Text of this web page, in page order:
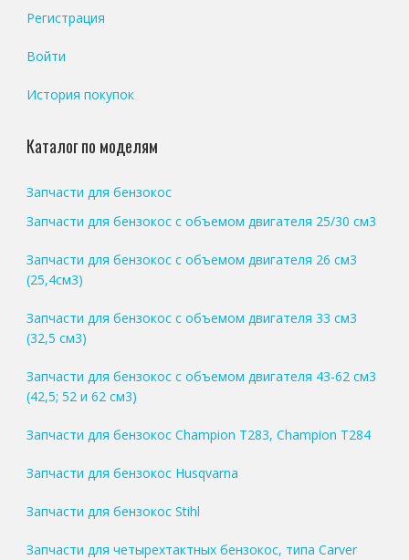
Регистрация
Войти
История покупок
Каталог по моделям
Запчасти для бензокос
Запчасти для бензокос с объемом двигателя 25/30 см3
Запчасти для бензокос с объемом двигателя 26 см3
(25,4см3)
Запчасти для бензокос с объемом двигателя 33 см3
(32,5 см3)
Запчасти для бензокос с объемом двигателя 43-62 см3
(42,5; 52 и 62 см3)
Запчасти для бензокос Champion T283, Champion T284
Запчасти для бензокос Husqvarna
Запчасти для бензокос Stihl
Запчасти для четырехтактных бензокос, типа Carver